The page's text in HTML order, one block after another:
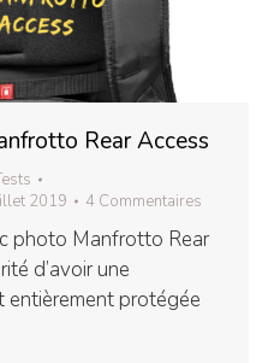
Rear Access
2019 4 Commentaires
photo Manfrotto Rear
d’avoir une
entièrement protégée